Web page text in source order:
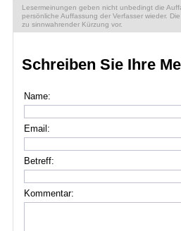
Lesermeinungen geben nicht unbedingt die
persönliche Auffassung der Verfasser wieder.
zu sinnwahrender Kürzung vor.
Schreiben Sie Ihre
Name:
Email:
Betreff:
Kommentar: